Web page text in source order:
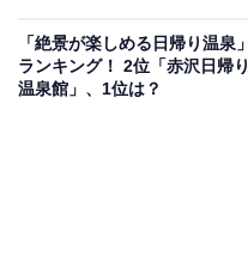
「絶景が楽しめる日帰り温泉」
ランキング！ 2位「赤沢日帰り
温泉館」、1位は？